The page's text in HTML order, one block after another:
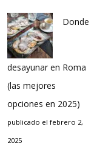
Donde
desayunar en Roma
(las mejores
opciones en 2025)
publicado el febrero 2,
2025